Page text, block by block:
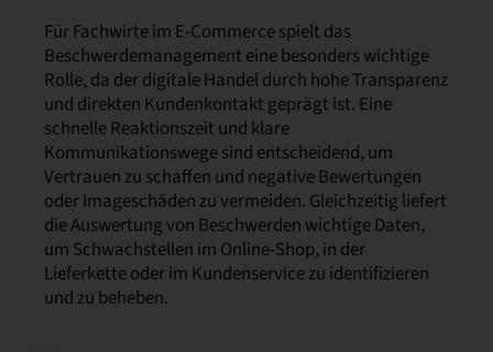
Für Fachwirte im E-Commerce spielt das
Beschwerdemanagement eine besonders wichtige
Rolle, da der digitale Handel durch hohe Transparenz
und direkten Kundenkontakt geprägt ist. Eine
schnelle Reaktionszeit und klare
Kommunikationswege sind entscheidend, um
Vertrauen zu schaffen und negative Bewertungen
oder Imageschäden zu vermeiden. Gleichzeitig liefert
die Auswertung von Beschwerden wichtige Daten,
um Schwachstellen im Online-Shop, in der
Lieferkette oder im Kundenservice zu identifizieren
und zu beheben.